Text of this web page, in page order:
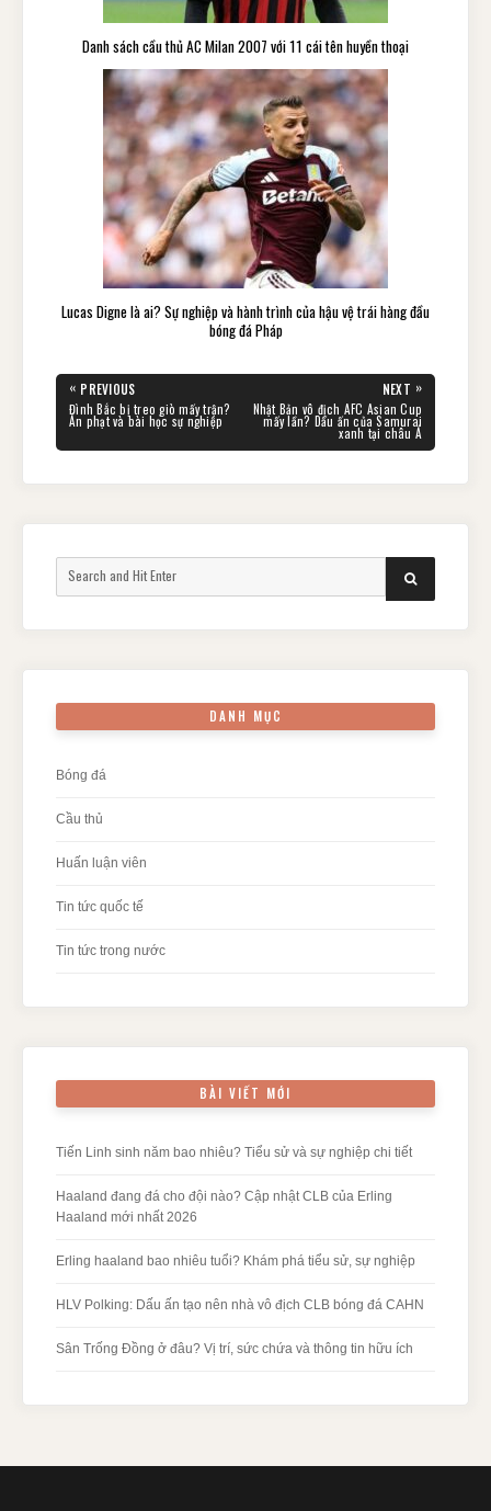
Danh sách cầu thủ AC Milan 2007 với 11 cái tên huyền thoại
Lucas Digne là ai? Sự nghiệp và hành trình của hậu vệ trái hàng đầu
bóng đá Pháp
« PREVIOUS
PREVIOUS
POST:
Đình Bắc bị treo giò mấy trận?
Án phạt và bài học sự nghiệp
NEXT »
NEXT
POST:
Nhật Bản vô địch AFC Asian Cup
mấy lần? Dấu ấn của Samurai
xanh tại châu Á
for:
SEARCH
DANH MỤC
Bóng đá
Cầu thủ
Huấn luận viên
Tin tức quốc tế
Tin tức trong nước
BÀI VIẾT MỚI
Tiến Linh sinh năm bao nhiêu? Tiểu sử và sự nghiệp chi tiết
Haaland đang đá cho đội nào? Cập nhật CLB của Erling
Haaland mới nhất 2026
Erling haaland bao nhiêu tuổi? Khám phá tiểu sử, sự nghiệp
HLV Polking: Dấu ấn tạo nên nhà vô địch CLB bóng đá CAHN
Sân Trống Đồng ở đâu? Vị trí, sức chứa và thông tin hữu ích